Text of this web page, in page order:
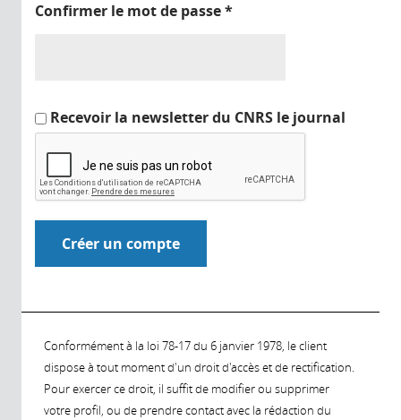
Confirmer le mot de passe*
Recevoir la newsletter du CNRS le journal
Conformément à la loi 78-17 du 6 janvier 1978, le client
dispose à tout moment d'un droit d'accès et de rectification.
Pour exercer ce droit, il suffit de modifier ou supprimer
votre profil, ou de prendre contact avec la rédaction du